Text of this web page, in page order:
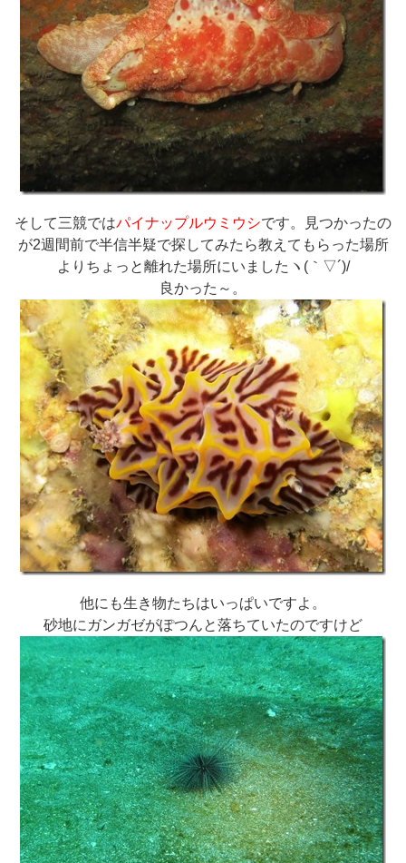
そして三競ではパイナップルウミウシです。見つかったの
が2週間前で半信半疑で探してみたら教えてもらった場所
よりちょっと離れた場所にいましたヽ(｀▽´)/
良かった～。
他にも生き物たちはいっぱいですよ。
砂地にガンガゼがぽつんと落ちていたのですけど